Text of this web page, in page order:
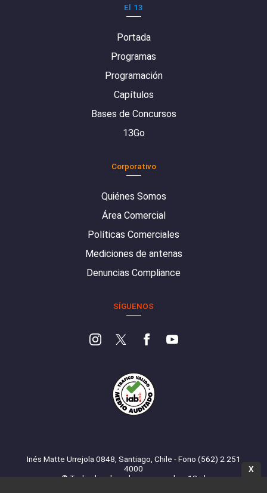
El 13
Portada
Programas
Programación
Capítulos
Bases de Concursos
13Go
Corporativo
Quiénes Somos
Área Comercial
Políticas Comerciales
Mediciones de antenas
Denuncias Compliance
SÍGUENOS
Inés Matte Urrejola 0848, Santiago, Chile - Fono (562) 2 251
4000
© Todos los derechos reservados. 13.cl
X